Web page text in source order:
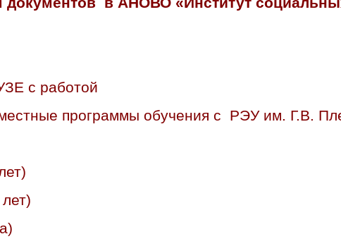
с работой
программы обучения с РЭУ им. Г.В.